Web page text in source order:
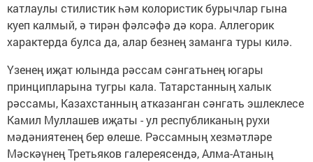
катлаулы стилистик һәм колористик бурычлар гына
куеп калмый, ә тирән фәлсәфә дә кора. Аллегорик
характерда булса да, алар безнең заманга туры килә.
Үзенең иҗат юлында рәссам сәнгатьнең югары
принципларына тугры кала. Татарстанның халык
рәссамы, Казахстанның атказанган сәнгать эшлеклесе
Камил Муллашев иҗаты - ул республиканың рухи
мәдәниятенең бер өлеше. Рәссамның хезмәтләре
Мәскәүнең Третьяков галереясендә, Алма-Атаның